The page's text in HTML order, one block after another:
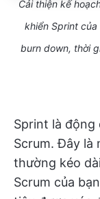
Cải thiện kế
khiển Sprint
burn down, thời
Sprint là động
Scrum. Đây là
thường kéo
Scrum của